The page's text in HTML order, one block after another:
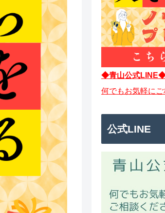
◆青山公式
何でもお気軽にご
公式LINE